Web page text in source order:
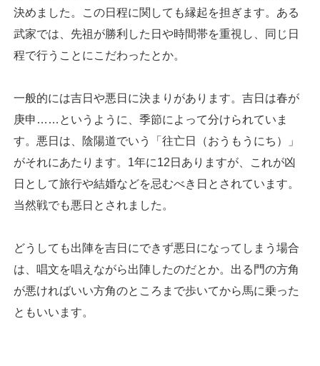
決めました。この日程に関しても縁起を担ぎます。ある
武家では、先祖が勝利した日や時間帯を重視し、同じ日
程で行うことにこだわったとか。
一般的には吉日や悪日に決まりがあります。吉日は春が
庚申……というように、季節によって分けられていま
す。悪日は、陰陽道でいう「往亡日（おうもうにち）」
がそれにあたります。1年に12日ありますが、これが凶
日として旅行や結婚などを忌むべき日とされています。
当然戦でも悪日とされました。
どうしても出陣を吉日にできず悪日になってしまう場合
は、唱文を唱えながら出陣したのだとか。出る門の方角
が悪ければいい方角のところまで歩いてから馬に乗った
ともいいます。